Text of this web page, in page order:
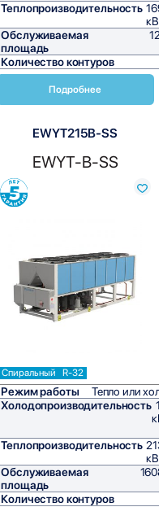
Теплопроизводительность
Обслуживаемая
площадь
Количество контуров
Подробнее
EWYT215B-SS
EWYT-B-SS
Сравнить
Спиральный R-32
Режим работы
Тепло или
Холодопроизводительность
Теплопроизводительность
Обслуживаемая
площадь
Количество контуров